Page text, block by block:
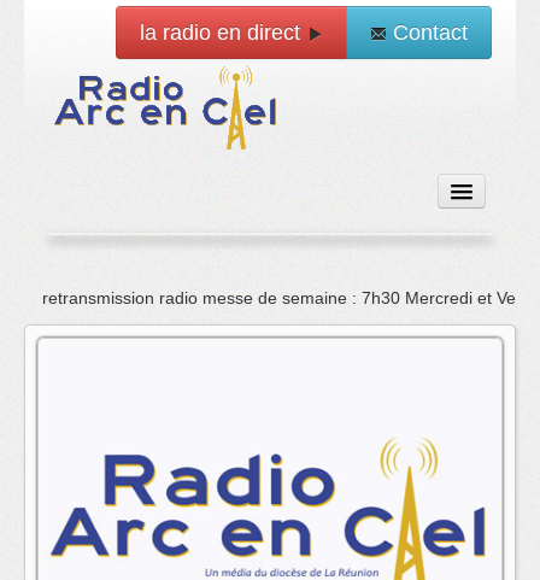
la radio en direct Contact
Accueil
Emissions
La radio
retransmission radio messe de semaine : 7h30 Mercredi et